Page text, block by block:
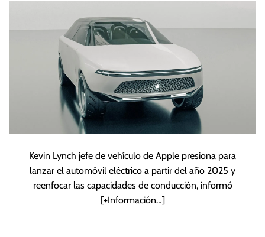
Kevin Lynch jefe de vehículo de Apple presiona para
lanzar el automóvil eléctrico a partir del año 2025 y
reenfocar las capacidades de conducción, informó
[+Información…]